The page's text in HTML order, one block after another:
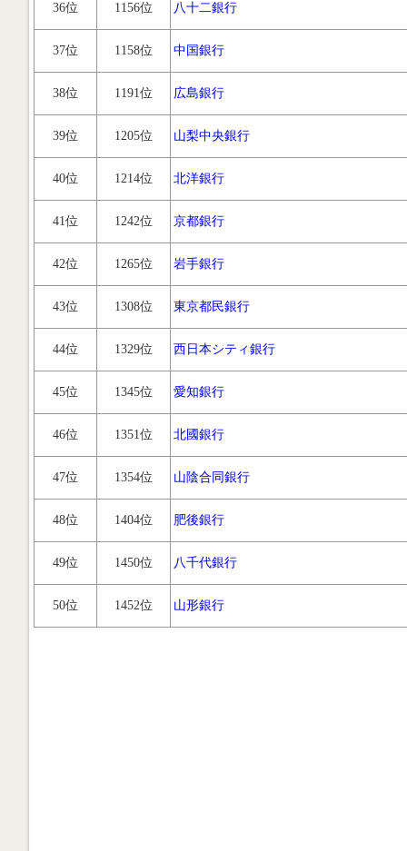
36位 1156位 八十二銀行
37位 1158位 中国銀行
38位 1191位 広島銀行
39位 1205位 山梨中央銀行
40位 1214位 北洋銀行
41位 1242位 京都銀行
42位 1265位 岩手銀行
43位 1308位 東京都民銀行
44位 1329位 西日本シティ銀行
45位 1345位 愛知銀行
46位 1351位 北國銀行
47位 1354位 山陰合同銀行
48位 1404位 肥後銀行
49位 1450位 八千代銀行
50位 1452位 山形銀行